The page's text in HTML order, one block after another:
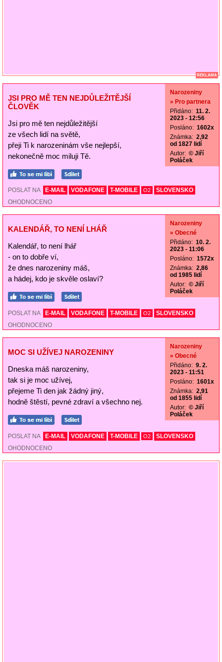
REKLAMA
JSI PRO MĚ TEN NEJDŮLEŽITĚJŠÍ
ČLOVĚK
Jsi pro mě ten nejdůležitější
ze všech lidí na světě,
přeji Ti k narozeninám vše nejlepší,
nekonečně moc miluji Tě.
Narozeniny
» Pro partnera
Přidáno: 11. 2.
2023 - 12:56
Posláno: 1602x
Známka: 2,92
od 1827 lidí
Autor: © Jiří
Poláček
POSLAT NA E-MAIL VODAFONE T-MOBILE O2
SLOVENSKO
OHODNOCENO
KALENDÁŘ, TO NENÍ LHÁŘ
Kalendář, to není lhář
- on to dobře ví,
že dnes narozeniny máš,
a hádej, kdo je skvěle oslaví?
Narozeniny
» Obecné
Přidáno: 10. 2.
2023 - 11:06
Posláno: 1572x
Známka: 2,86
od 1985 lidí
Autor: © Jiří
Poláček
POSLAT NA E-MAIL VODAFONE T-MOBILE O2
SLOVENSKO
OHODNOCENO
MOC SI UŽÍVEJ NAROZENINY
Dneska máš narozeniny,
tak si je moc užívej,
přejeme Ti den jak žádný jiný,
hodně štěstí, pevné zdraví a všechno nej.
Narozeniny
» Obecné
Přidáno: 9. 2.
2023 - 11:51
Posláno: 1601x
Známka: 2,91
od 1855 lidí
Autor: © Jiří
Poláček
POSLAT NA E-MAIL VODAFONE T-MOBILE O2
SLOVENSKO
OHODNOCENO